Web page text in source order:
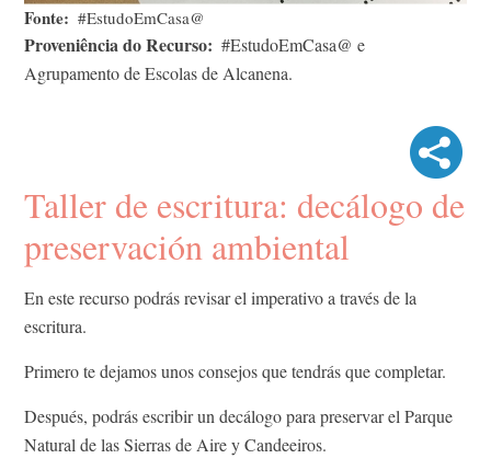
Fonte #EstudoEmCasa@
Proveniência do Recurso
#EstudoEmCasa@ e
Agrupamento de Escolas de Alcanena.
Taller de escritura: decálogo de
preservación ambiental
En este recurso podrás revisar el imperativo a través de la
escritura.
Primero te dejamos unos consejos que tendrás que completar.
Después, podrás escribir un decálogo para preservar el Parque
Natural de las Sierras de Aire y Candeeiros.